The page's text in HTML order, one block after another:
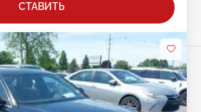
СТАВИТЬ